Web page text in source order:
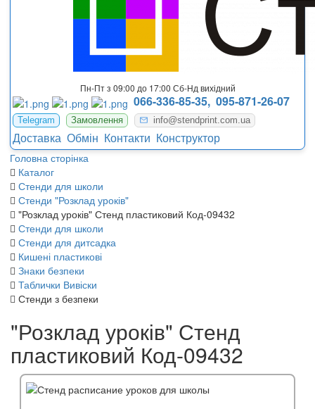
Пн-Пт з 09:00 до 17:00 Сб-Нд вихідний
066-336-85-35, 095-871-26-07
Telegram Замовлення info@stendprint.com.ua
Доставка Обмін Контакти Конструктор
Головна сторінка
Каталог
Стенди для школи
Стенди "Розклад уроків"
"Розклад уроків" Стенд пластиковий Код-09432
Стенди для школи
Стенди для дитсадка
Кишені пластикові
Знаки безпеки
Таблички Вивіски
Стенди з безпеки
"Розклад уроків" Стенд
пластиковий Код-09432